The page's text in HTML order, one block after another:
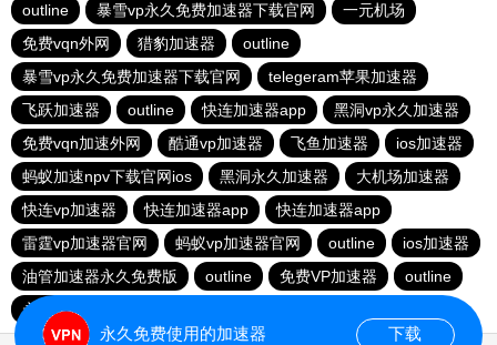
outline
暴雪vp永久免费加速器下载官网
一元机场
免费vqn外网
猎豹加速器
outline
暴雪vp永久免费加速器下载官网
telegeram苹果加速器
飞跃加速器
outline 快连加速器app
黑洞vp永久加速器
免费vqn加速外网
酷通vp加速器 飞鱼加速器
ios加速器
蚂蚁加速npv下载官网ios
黑洞永久加速器
大机场加速器
快连vp加速器
快连加速器app
快连加速器app
雷霆vp加速器官网
蚂蚁vp加速器官网 outline
ios加速器
油管加速器永久免费版
outline 免费VP加速器
outline
永久免费vqn加速外网
永久免费使用的加速器 下载